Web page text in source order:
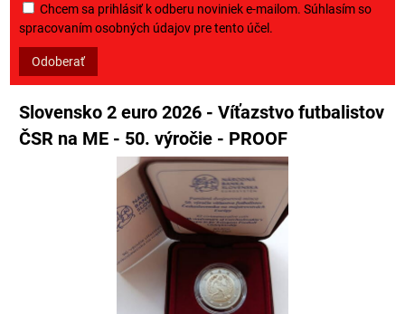
Chcem sa prihlásiť k odberu noviniek e-mailom. Súhlasím so
spracovaním osobných údajov pre tento účel.
Odoberať
Slovensko 2 euro 2026 - Víťazstvo futbalistov
ČSR na ME - 50. výročie - PROOF